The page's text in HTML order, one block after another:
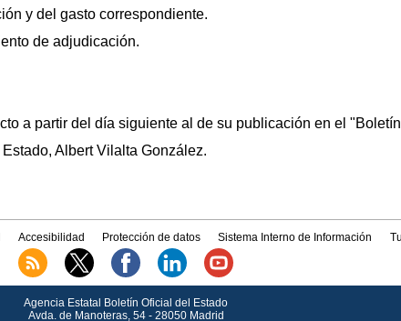
y del gasto correspondiente.
de adjudicación.
a partir del día siguiente al de su publicación en el
Albert Vilalta González.
Accesibilidad Protección de datos Sistema Interno de Información
Agencia Estatal Boletín Oficial del Estado
Avda.de Manoteras, 54 - 28050 Madrid